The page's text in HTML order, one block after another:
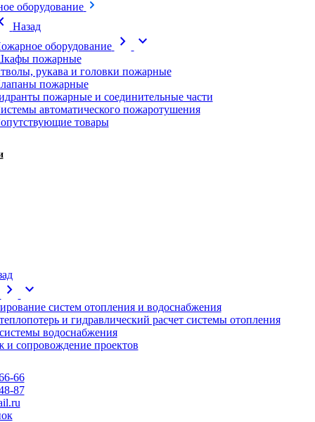
оборудование
Назад
оборудование
chevron_right expand_more
пожарные
рукава и головки пожарные
пожарные
пожарные и соединительные части
автоматического пожаротушения
товары
chevron_right expand_more
систем отопления и водоснабжения
и гидравлический расчет системы отопления
водоснабжения
и сопровождение проектов
66
87